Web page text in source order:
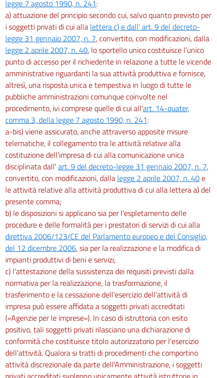
legge 7 agosto 1990, n. 241:
a) attuazione del principio secondo cui, salvo quanto previsto per
i soggetti privati di cui alla lettera c) e dall' art. 9 del decreto-
legge 31 gennaio 2007, n. 7, convertito, con modificazioni, dalla
legge 2 aprile 2007, n. 40, lo sportello unico costituisce l'unico
punto di accesso per il richiedente in relazione a tutte le vicende
amministrative riguardanti la sua attività produttiva e fornisce,
altresì, una risposta unica e tempestiva in luogo di tutte le
pubbliche amministrazioni comunque coinvolte nel
procedimento, ivi comprese quelle di cui all'art. 14-quater,
comma 3, della legge 7 agosto 1990, n. 241:
a-bis) viene assicurato, anche attraverso apposite misure
telematiche, il collegamento tra le attività relative alla
costituzione dell'impresa di cui alla comunicazione unica
disciplinata dall' art. 9 del decreto-legge 31 gennaio 2007, n. 7,
convertito, con modificazioni, dalla legge 2 aprile 2007, n. 40e
le attività relative alla attività produttiva di cui alla lettera a) del
presente comma;
b) le disposizioni si applicano sia per l'espletamento delle
procedure e delle formalità per i prestatori di servizi di cui alla
direttiva 2006/123/CE del Parlamento europeo e del Consiglio,
del 12 dicembre 2006, sia per la realizzazione e la modifica di
impianti produttivi di beni e servizi;
c) l'attestazione della sussistenza dei requisiti previsti dalla
normativa per la realizzazione, la trasformazione, il
trasferimento e la cessazione dell'esercizio dell'attività di
impresa può essere affidata a soggetti privati accreditati
(«Agenzie per le imprese»). In caso di istruttoria con esito
positivo, tali soggetti privati rilasciano una dichiarazione di
conformità che costituisce titolo autorizzatorio per l'esercizio
dell'attività. Qualora si tratti di procedimenti che comportino
attività discrezionale da parte dell'Amministrazione, i soggetti